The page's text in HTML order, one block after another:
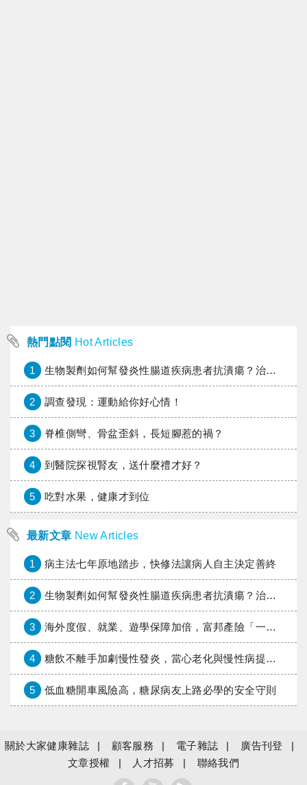
熱門點閱 Hot Articles
1 生物製劑如何幫發炎性腸道疾病患者抗潰瘍？治療進展與健保給付困境一次看
2 調查發現：運動給你好心情！
3 脊椎側彎、骨盆歪斜，長短腳惹的禍？
4 到醫院探視腎友，送什麼禮才好？
5 吃對水果，健康才到位
最新文章 New Articles
1 病主法七年原地踏步，快修法讓病人自主決定善終
2 生物製劑如何幫發炎性腸道疾病患者抗潰瘍？治療進展與健保給付困境一次看
3 海外度假、就業、遊學保障加倍，富邦產險「一期逐夢」專案加碼遠距醫療與緊急救援
4 糖飲不離手加劇慢性發炎，當心老化與慢性病提早報到
5 低血糖開車風險高，糖尿病友上路必學的安全守則
關於大家健康雜誌 顧客服務 電子雜誌
廣告刊登
文章授權
人才招募 聯絡我們